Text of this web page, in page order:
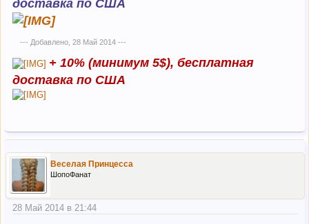
доставка по США
--- Добавлено, 28 Май 2014---
+ 10% (минимум 5$), бесплатная
доставка по США
Веселая Принцесса
ШопоФанат
28 Май 2014 в 21:44